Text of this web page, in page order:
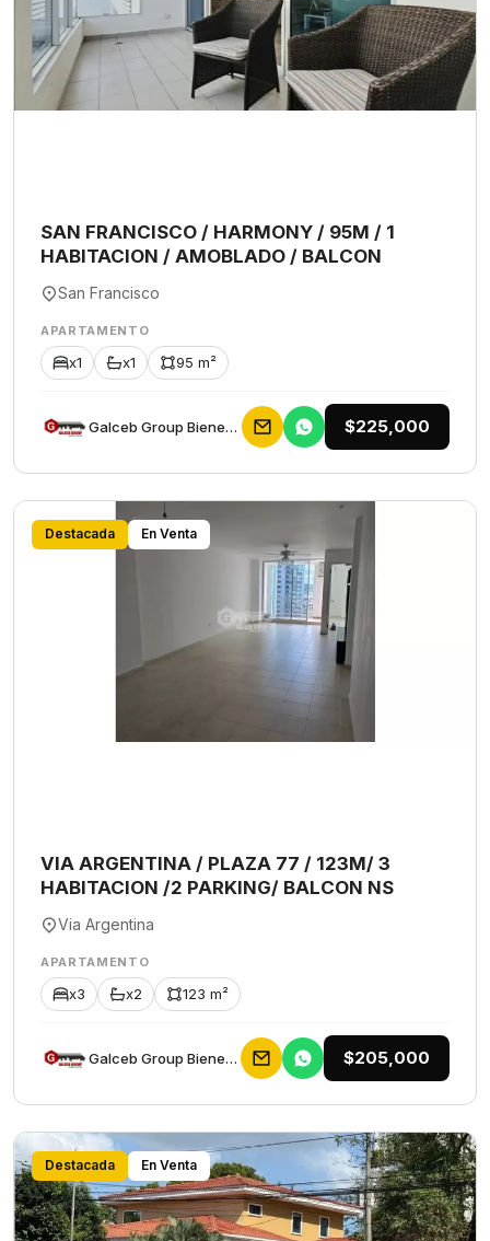
SAN FRANCISCO / HARMONY / 95M / 1
HABITACION / AMOBLADO / BALCON
San Francisco
APARTAMENTO
x1 x1 95 m²
Galceb Group Bienes Raices $225,000
Destacada En Venta
VIA ARGENTINA / PLAZA 77 / 123M/ 3
HABITACION /2 PARKING/ BALCON NS
Via Argentina
APARTAMENTO
x3 x2 123 m²
Galceb Group Bienes Raices $205,000
Destacada En Venta